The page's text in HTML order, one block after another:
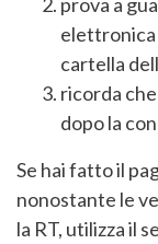
elettronica
cartella
ricorda
dopo la
Se hai fatto il
nonostante le
la RT, utilizza il